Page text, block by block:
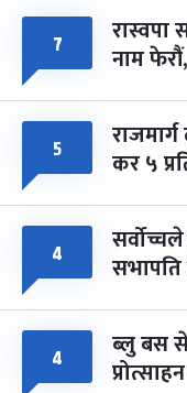
७ नाम
५ कर ५
४
४ ब्लु बस